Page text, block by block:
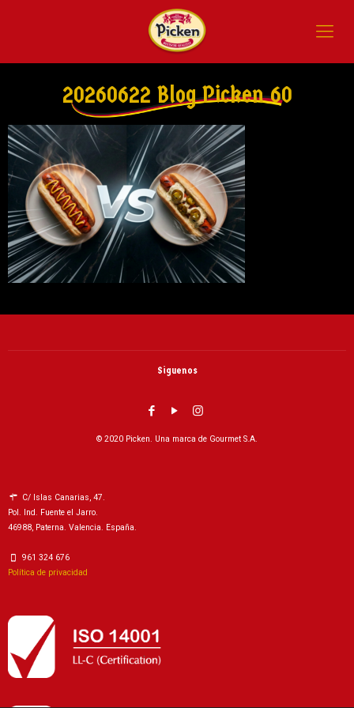
20260622 Blog Picken 60
Siguenos
© 2020 Picken. Una marca de Gourmet S.A.
C/ Islas Canarias, 47.
Pol. Ind. Fuente el Jarro.
46988, Paterna. Valencia. España.
961 324 676
Política de privacidad